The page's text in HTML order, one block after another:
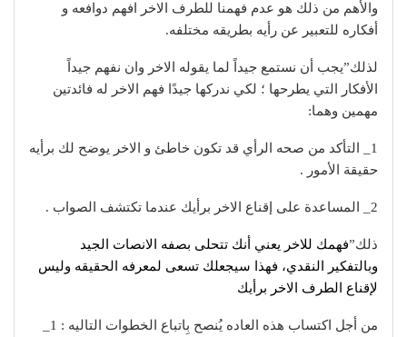
والأهم من ذلك هو عدم فهمنا للطرف الاخر افهم دوافعه و
أفكاره للتعبير عن رأيه بطريقه مختلفه.
لذلك”يجب أن نستمع جيداً لما يقوله الاخر وان نفهم جيداً
الأفكار التي يطرحها ؛ لكي ندركها جيدًا فهم الاخر له فائدتين
مهمين وهما:
1_ التأكد من صحه الرأي قد تكون خاطئ و الاخر يوضح لك برأيه
حقيقة الأمور .
2_ المساعدة على إقناع الاخر برأيك عندما تكتشف الصواب .
ذلك”فهمك للاخر يعني أنك تتحلى بصفه الانصات الجيد
وبالتفكير النقدي، فهذا سيجعلك تسعى لمعرفه الحقيقه وليس
لإقناع الطرف الاخر برأيك